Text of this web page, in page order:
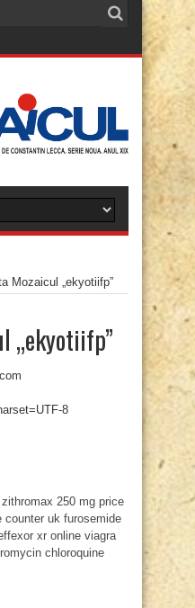
Mozaicul „ekyotiifp”
„ekyotiifp”
8
zithromax 250 mg price
counter uk furosemide
xr online viagra
chloroquine